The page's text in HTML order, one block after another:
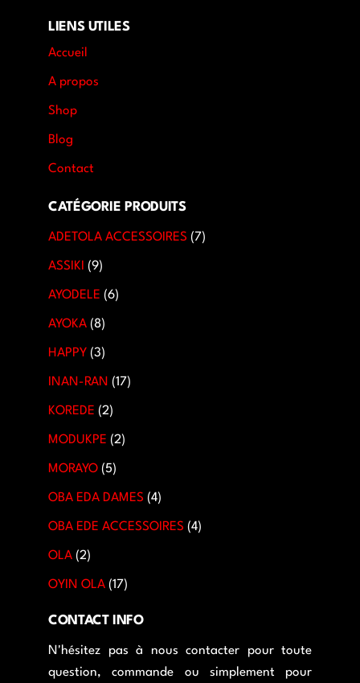
LIENS UTILES
Accueil
A propos
Shop
Blog
Contact
CATÉGORIE PRODUITS
ADETOLA ACCESSOIRES 7
ASSIKI 9
AYODELE 6
AYOKA 8
HAPPY 3
INAN-RAN 17
KOREDE 2
MODUKPE 2
MORAYO 5
OBA EDA DAMES 4
OBA EDE ACCESSOIRES 4
OLA 2
OYIN OLA 17
CONTACT INFO
N'hésitez pas à nous contacter pour toute
question, commande ou simplement pour